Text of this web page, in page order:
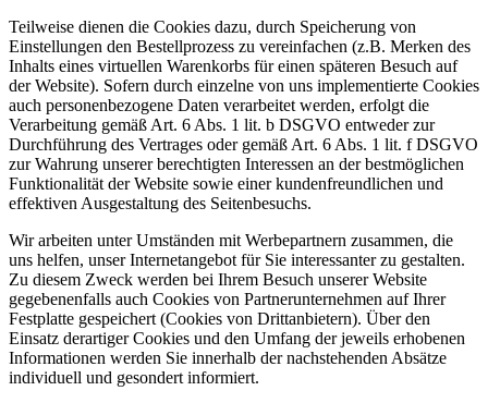
Teilweise dienen die Cookies dazu, durch Speicherung von
Einstellungen den Bestellprozess zu vereinfachen (z.B. Merken des
Inhalts eines virtuellen Warenkorbs für einen späteren Besuch auf
der Website). Sofern durch einzelne von uns implementierte Cookies
auch personenbezogene Daten verarbeitet werden, erfolgt die
Verarbeitung gemäß Art. 6 Abs. 1 lit. b DSGVO entweder zur
Durchführung des Vertrages oder gemäß Art. 6 Abs. 1 lit. f DSGVO
zur Wahrung unserer berechtigten Interessen an der bestmöglichen
Funktionalität der Website sowie einer kundenfreundlichen und
effektiven Ausgestaltung des Seitenbesuchs.
Wir arbeiten unter Umständen mit Werbepartnern zusammen, die
uns helfen, unser Internetangebot für Sie interessanter zu gestalten.
Zu diesem Zweck werden bei Ihrem Besuch unserer Website
gegebenenfalls auch Cookies von Partnerunternehmen auf Ihrer
Festplatte gespeichert (Cookies von Drittanbietern). Über den
Einsatz derartiger Cookies und den Umfang der jeweils erhobenen
Informationen werden Sie innerhalb der nachstehenden Absätze
individuell und gesondert informiert.